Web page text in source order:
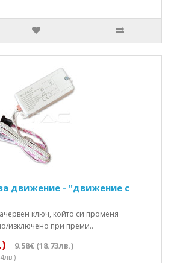
движение - "движение с
ключ, който си променя
изключено при преми..
9.58€ (18.73лв.)